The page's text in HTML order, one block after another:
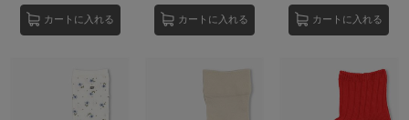
カートに入れる カートに入れる カートに入れる